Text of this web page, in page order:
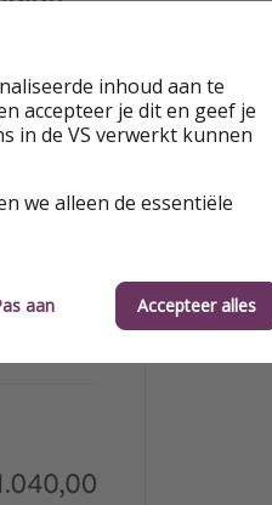
inhoud aan te
accepteer je dit en geef je
in de VS verwerkt kunnen
we alleen de essentiële
aan Accepteer alles